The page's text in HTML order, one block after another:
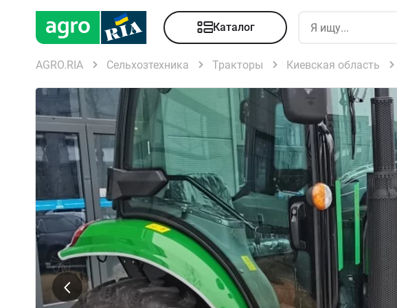
Каталог
AGRO.RIA Сельхозтехника Тракторы Киевская область